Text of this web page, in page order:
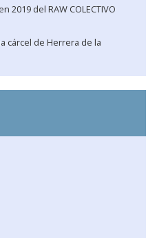
2019 del RAW COLECTIVO
cárcel de Herrera de la